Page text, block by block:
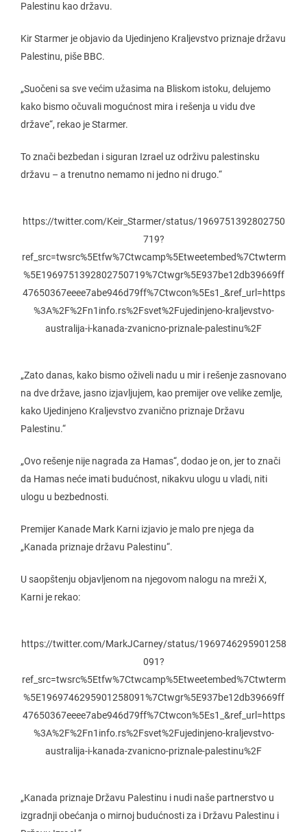
Palestinu kao državu.
Kir Starmer je objavio da Ujedinjeno Kraljevstvo priznaje državu
Palestinu, piše BBC.
„Suočeni sa sve većim užasima na Bliskom istoku, delujemo
kako bismo očuvali mogućnost mira i rešenja u vidu dve
države“, rekao je Starmer.
To znači bezbedan i siguran Izrael uz održivu palestinsku
državu – a trenutno nemamo ni jedno ni drugo.“
https://twitter.com/Keir_Starmer/status/1969751392802750
719?
ref_src=twsrc%5Etfw%7Ctwcamp%5Etweetembed%7Ctwterm
%5E1969751392802750719%7Ctwgr%5E937be12db39669ff
47650367eeee7abe946d79ff%7Ctwcon%5Es1_&ref_url=https
%3A%2F%2Fn1info.rs%2Fsvet%2Fujedinjeno-kraljevstvo-
australija-i-kanada-zvanicno-priznale-palestinu%2F
„Zato danas, kako bismo oživeli nadu u mir i rešenje zasnovano
na dve države, jasno izjavljujem, kao premijer ove velike zemlje,
kako Ujedinjeno Kraljevstvo zvanično priznaje Državu
Palestinu.“
„Ovo rešenje nije nagrada za Hamas“, dodao je on, jer to znači
da Hamas neće imati budućnost, nikakvu ulogu u vladi, niti
ulogu u bezbednosti.
Premijer Kanade Mark Karni izjavio je malo pre njega da
„Kanada priznaje državu Palestinu“.
U saopštenju objavljenom na njegovom nalogu na mreži X,
Karni je rekao:
https://twitter.com/MarkJCarney/status/1969746295901258
091?
ref_src=twsrc%5Etfw%7Ctwcamp%5Etweetembed%7Ctwterm
%5E1969746295901258091%7Ctwgr%5E937be12db39669ff
47650367eeee7abe946d79ff%7Ctwcon%5Es1_&ref_url=https
%3A%2F%2Fn1info.rs%2Fsvet%2Fujedinjeno-kraljevstvo-
australija-i-kanada-zvanicno-priznale-palestinu%2F
„Kanada priznaje Državu Palestinu i nudi naše partnerstvo u
izgradnji obećanja o mirnoj budućnosti za i Državu Palestinu i